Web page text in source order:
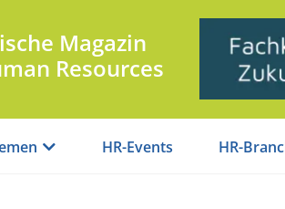
Magazin
Resources
HR-Events HR-